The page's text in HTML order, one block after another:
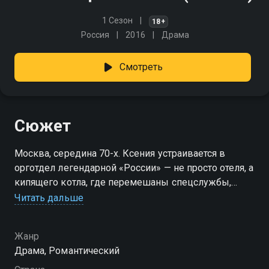
1 Сезон 18+
Россия 2016 Драма
Смотреть
Сюжет
Москва, середина 70-х. Ксения устраивается в
орготдел легендарной «России» — не просто отеля, а
кипящего котла, где перемешаны спецслужбы,
теневые сделки, амбиции и закулисные связи.
тем, кто умеет ходить по головам. Новенькой
придётся быстро понять правила, если хочет
Читать дальше
Жанр
Драма, Романтический